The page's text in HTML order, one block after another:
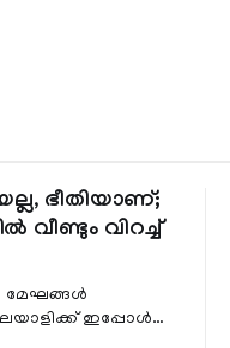
ഭീതിയാണ്;
വീണ്ടും വിറച്ച്
ഇപ്പോൾ